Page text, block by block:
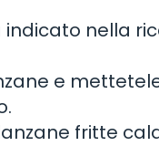
nella
e
fritte